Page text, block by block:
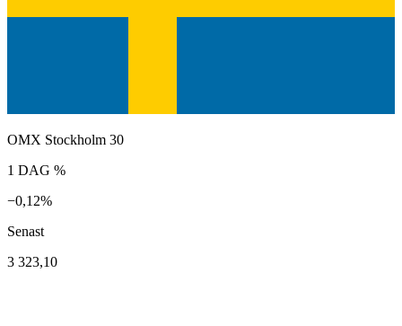
OMX Stockholm 30
1 DAG %
−0,12%
Senast
3 323,10